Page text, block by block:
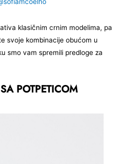
klasičnim crnim modelima, pa
svoje kombinacije obućom u
smo vam spremili predloge za
POTPETICOM